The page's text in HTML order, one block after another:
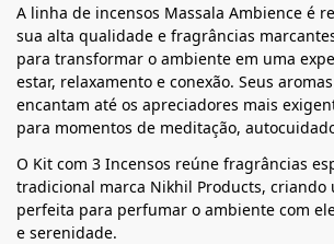
A linha de incensos Massala Ambience é
sua alta qualidade e fragrâncias
para transformar o ambiente em uma
estar, relaxamento e conexão. Seus
encantam até os apreciadores mais
para momentos de meditação,
O Kit com 3 Incensos reúne fragrâncias
tradicional marca Nikhil Products, criando
perfeita para perfumar o ambiente com
e serenidade.